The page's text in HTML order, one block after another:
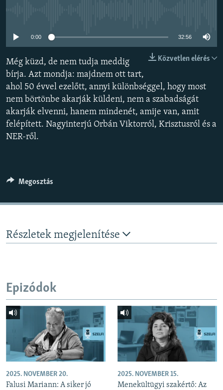
KLÍMAVÁLTOZÁS
A MÚLT TANULSÁGAI
KÖVESSEN MINKET!
Valamennyi RFE/RL weboldal
0:00 32:56
Közvetlen elérés
Még küzd, de nem tudja meddig
bírja. Azt mondja: majdnem ott tart,
ahol 50 évvel ezelőtt, annyi különbséggel, hogy most
nem börtönbe akarják küldeni, nem a szabadságát
akarják elvenni, hanem mindenét, amije van, amit
felépített. Nagyinterjú Orbán Viktorról, Krisztusról és a
NER-ről.
Megosztás
Részletek megjelenítése
Epizódok
2025. NOVEMBER 20.
Falusi Mariann: A siker jó
2025. NOVEMBER 15.
Menekültügyi szakértő: Az